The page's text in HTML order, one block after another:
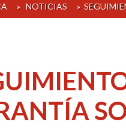
» NOTICIAS »